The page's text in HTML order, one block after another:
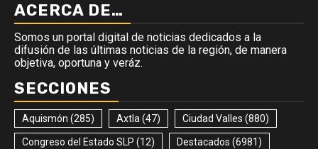
ACERCA DE…
Somos un portal digital de noticias dedicados a la
difusión de las últimas noticias de la región, de manera
objetiva, oportuna y veráz.
SECCIONES
Aquismón (285) Axtla (47) Ciudad Valles (880)
Congreso del Estado SLP (12) Destacados (6981)